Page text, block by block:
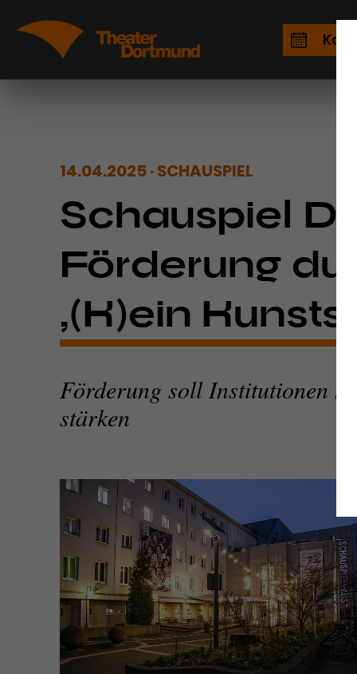
14.04.2025 SCHAUSPIEL
Schauspiel
Förderung
„(K)ein
Förderung soll Institutionen
stärken